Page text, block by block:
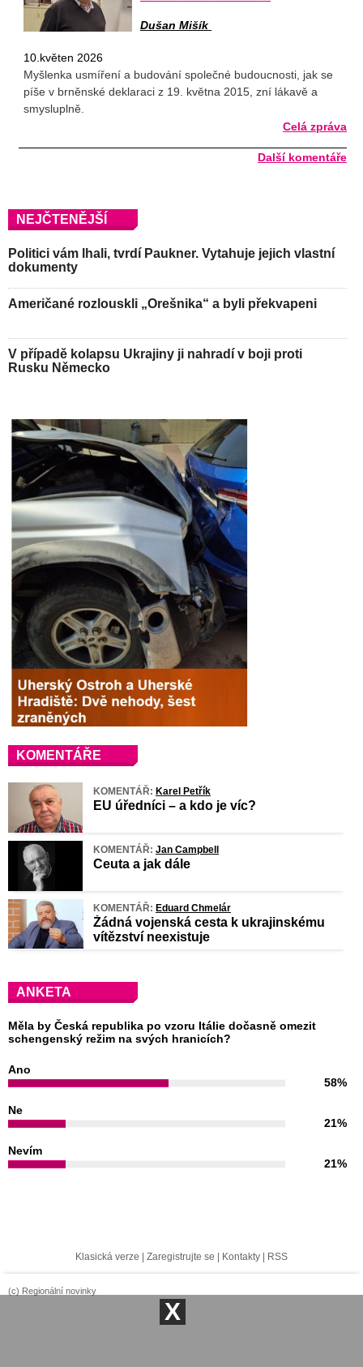
Dušan Mišík
10.květen 2026
Myšlenka usmíření a budování společné budoucnosti, jak se
píše v brněnské deklaraci z 19. května 2015, zní lákavě a
smysluplně.
Celá zpráva
Další komentáře
NEJČTENĚJŠÍ
Politici vám lhali, tvrdí Paukner. Vytahuje jejich vlastní
dokumenty
Američané rozlouskli „Orešnika“ a byli překvapeni
V případě kolapsu Ukrajiny ji nahradí v boji proti
Rusku Německo
KOMENTÁŘE
KOMENTÁŘ: Karel Petřík
EU úředníci – a kdo je víc?
KOMENTÁŘ: Jan Campbell
Ceuta a jak dále
KOMENTÁŘ: Eduard Chmelár
Žádná vojenská cesta k ukrajinskému
vítězství neexistuje
ANKETA
Měla by Česká republika po vzoru Itálie dočasně omezit
schengenský režim na svých hranicích?
Ano
58%
Ne
21%
Nevím
21%
Klasická verze | Zaregistrujte se | Kontakty | RSS
(c) Regionální novinky
X